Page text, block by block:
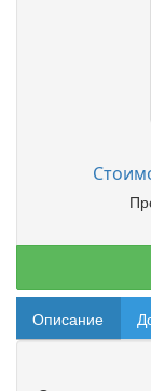
Описание